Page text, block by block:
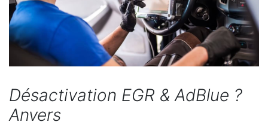
Désactivation EGR & AdBlue ?
Anvers